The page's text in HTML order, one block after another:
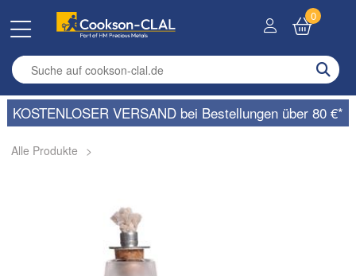
Enter search term
0
KOSTENLOSER VERSAND bei Bestellungen über 80 €*
Alle Produkte >